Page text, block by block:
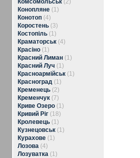
Комсомольськ (2)
Конопляне (1)
Конотоп (4)
Коростень (3)
Костопіль (1)
Краматорськ (4)
Красіно (1)
Красний Лиман (1)
Красний Луч (1)
Красноармійськ (1)
Красноград (1)
Кременець (2)
Кременчук (7)
Криве Озеро (1)
Кривий Ріг (18)
Кролевець (1)
Кузнецовськ (1)
Курахове (1)
Лозова (4)
Лозуватка (1)